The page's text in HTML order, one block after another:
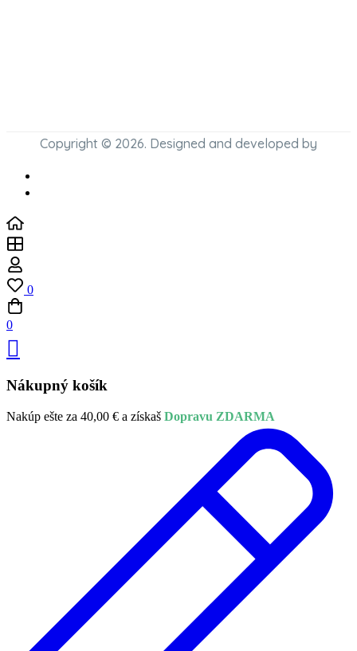
Copyright © 2026. Designed and developed by
0
0
Nákupný košík
Nakúp ešte za 40,00 € a získaš Dopravu ZDARMA